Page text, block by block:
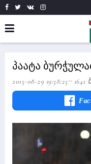
პაატა
2015-08-29 19:58:25 1641